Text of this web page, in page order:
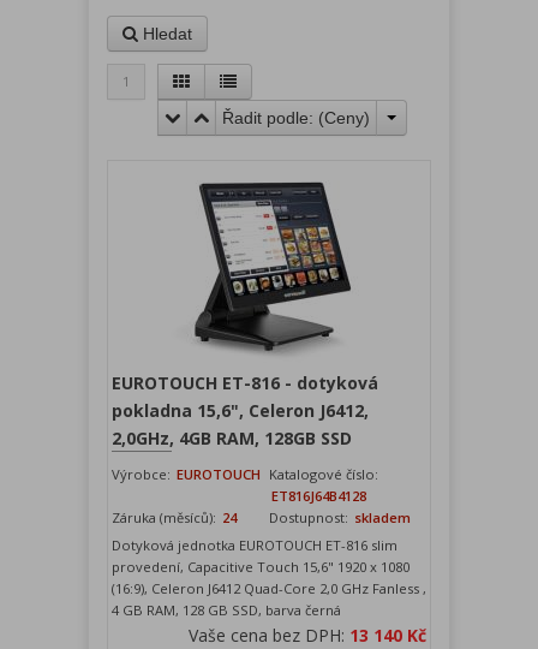
Hledat
1
Řadit podle: (Ceny)
EUROTOUCH ET-816 - dotyková
pokladna 15,6", Celeron J6412,
2,0GHz, 4GB RAM, 128GB SSD
Výrobce: EUROTOUCH Katalogové číslo:
ET816J64B4128
Záruka (měsíců): 24 Dostupnost: skladem
Dotyková jednotka EUROTOUCH ET-816 slim
provedení, Capacitive Touch 15,6" 1920 x 1080
(16:9), Celeron J6412 Quad-Core 2,0 GHz Fanless ,
4 GB RAM, 128 GB SSD, barva černá
Vaše cena bez DPH: 13 140 Kč